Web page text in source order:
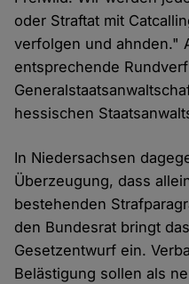
oder Straftat mit
verfolgen und ahnden."
entsprechende
hessischen
In Niedersachsen
Überzeugung, dass
bestehenden
den Bundesrat bringt
Gesetzentwurf ein.
Belästigung sollen als